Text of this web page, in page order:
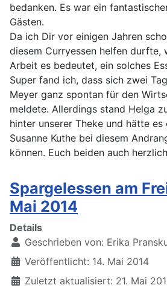
bedanken. Es war ein
Gästen.
Da ich Dir vor einigen Jahren
diesem Curryessen helfen durfte,
Arbeit es bedeutet, ein solches
Super fand ich, dass sich zwei
Meyer ganz spontan für den
meldete. Allerdings stand Helga
hinter unserer Theke und hätte
Susanne Kuthe bei diesem
können. Euch beiden auch
Spargelessen am
Mai 2014
Details
Geschrieben von: Erika
Veröffentlicht: 14. Mai 2014
Zuletzt aktualisiert: 21. Mai